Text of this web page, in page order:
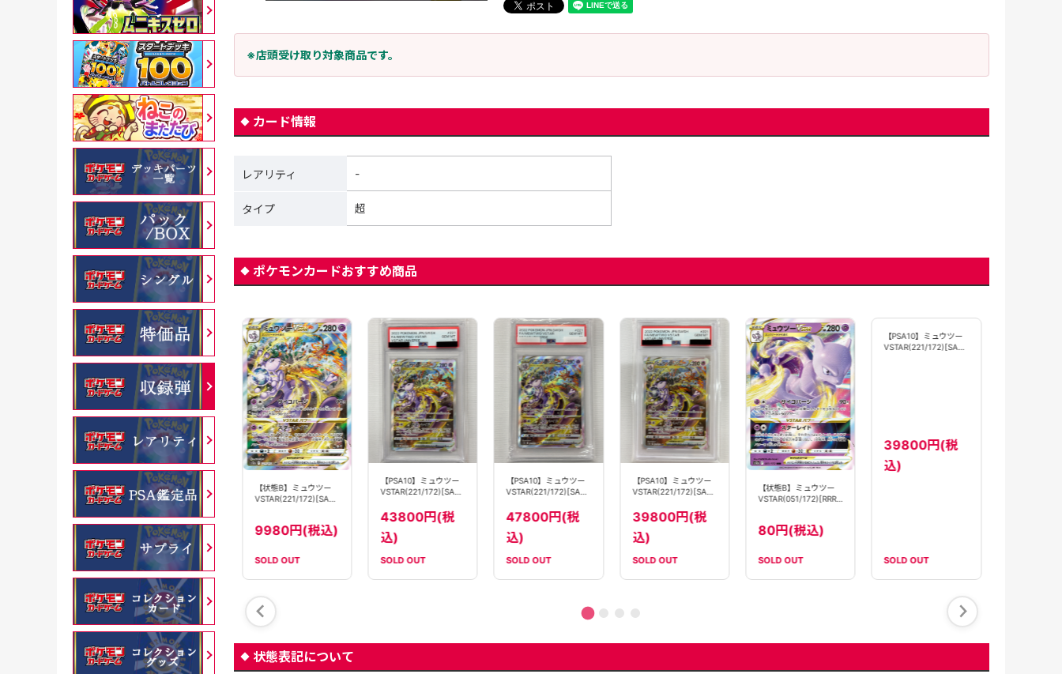
※店頭受け取り対象商品です。
カード情報
レアリティ -
タイプ 超
ポケモンカードおすすめ商品
VSTAR(051/172)[RRR]
180円(税込)
ミュウツー
VSTAR(084/071)[HR]
【S10b】
9980円(税込)
SOLD OUT
【状態B】ミュウツー
VSTAR(221/172)[SAR]
9980円(税込)
SOLD OUT
【PSA10】ミュウツー
VSTAR(221/172)[SAR]
43800円(税
込)
SOLD OUT
【PSA10】ミュウツー
VSTAR(221/172)[SAR]
47800円(税
込)
SOLD OUT
【PSA10】ミュウツー
VSTAR(221/172)[SAR]
39800円(税
込)
SOLD OUT
【状態B】ミュウツー
VSTAR(051/172)[RRR]
80円(税込)
SOLD OUT SOLD OUT
状態表記について